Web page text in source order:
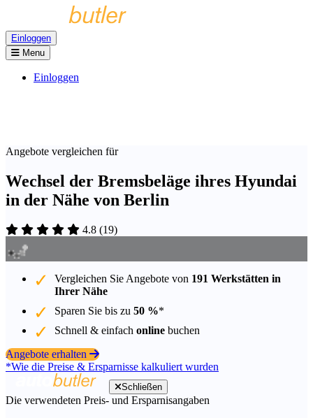
Einloggen
Menu
Einloggen
Angebote vergleichen für
Wechsel der Bremsbeläge ihres Hyundai
in der Nähe von Berlin
4.8 (19)
Vergleichen Sie Angebote von 191 Werkstätten in
Ihrer Nähe
Sparen Sie bis zu 50 %*
Schnell & einfach online buchen
Angebote erhalten
*Wie die Preise & Ersparnisse kalkuliert wurden
Schließen
Die verwendeten Preis- und Ersparnisangaben